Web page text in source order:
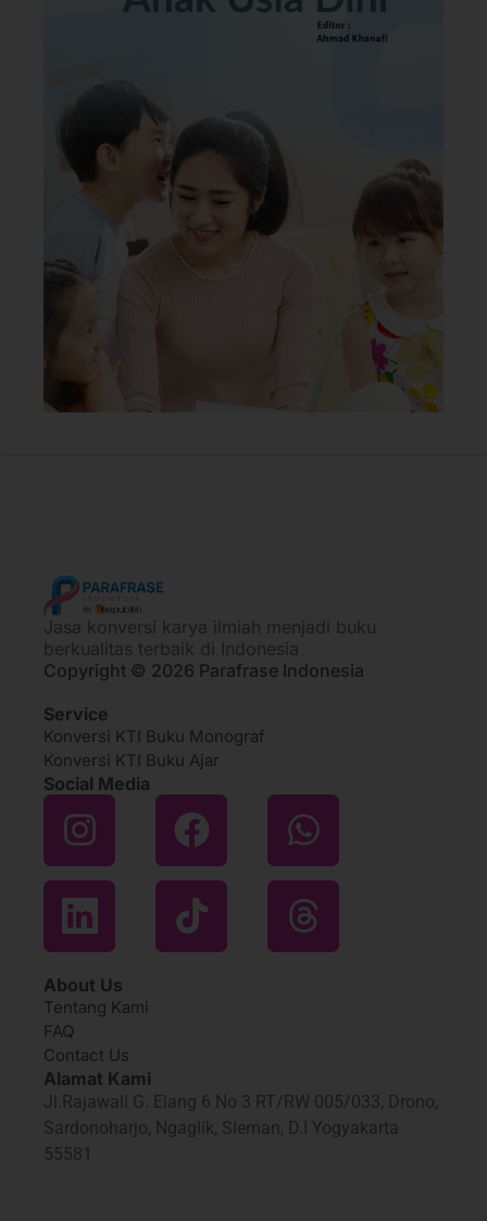
Jasa konversi karya ilmiah menjadi buku
berkualitas terbaik di Indonesia
Copyright © 2026 Parafrase Indonesia
Service
Konversi KTI Buku Monograf
Konversi KTI Buku Ajar
Social Media
About Us
Tentang Kami
FAQ
Contact Us
Alamat Kami
Jl.Rajawali G. Elang 6 No 3 RT/RW 005/033, Drono,
Sardonoharjo, Ngaglik, Sleman, D.I Yogyakarta
55581